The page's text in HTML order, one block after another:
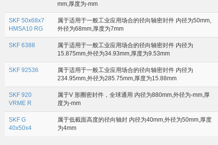
mm,厚度为-mm
SKF 50x68x7
HMSA10 RG
属于适用于一般工业应用场合的径向轴密封件 内径为50mm,
外径为68mm,厚度为7mm
SKF 6388
属于适用于一般工业应用场合的径向轴密封件 内径为
15.875mm,外径为34.93mm,厚度为9.53mm
SKF 92536
属于适用于一般工业应用场合的径向轴密封件 内径为
234.95mm,外径为285.75mm,厚度为15.88mm
SKF 920
VRME R
属于V 形圈密封件，全球通用 内径为880mm,外径为-mm,厚
度为-mm
SKF G
40x50x4
属于低截面高度的径向轴封 内径为40mm,外径为50mm,厚度
为4mm